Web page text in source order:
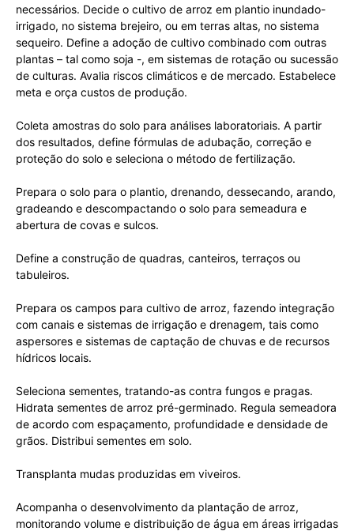
necessários. Decide o cultivo de arroz em plantio inundado-
irrigado, no sistema brejeiro, ou em terras altas, no sistema
sequeiro. Define a adoção de cultivo combinado com outras
plantas – tal como soja -, em sistemas de rotação ou sucessão
de culturas. Avalia riscos climáticos e de mercado. Estabelece
meta e orça custos de produção.
Coleta amostras do solo para análises laboratoriais. A partir
dos resultados, define fórmulas de adubação, correção e
proteção do solo e seleciona o método de fertilização.
Prepara o solo para o plantio, drenando, dessecando, arando,
gradeando e descompactando o solo para semeadura e
abertura de covas e sulcos.
Define a construção de quadras, canteiros, terraços ou
tabuleiros.
Prepara os campos para cultivo de arroz, fazendo integração
com canais e sistemas de irrigação e drenagem, tais como
aspersores e sistemas de captação de chuvas e de recursos
hídricos locais.
Seleciona sementes, tratando-as contra fungos e pragas.
Hidrata sementes de arroz pré-germinado. Regula semeadora
de acordo com espaçamento, profundidade e densidade de
grãos. Distribui sementes em solo.
Transplanta mudas produzidas em viveiros.
Acompanha o desenvolvimento da plantação de arroz,
monitorando volume e distribuição de água em áreas irrigadas